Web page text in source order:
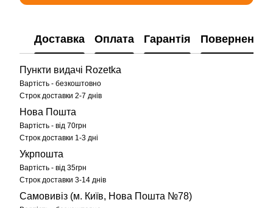
Доставка Оплата Гарантія Повернення
Пункти видачі Rozetka
Вартість - безкоштовно
Строк доставки 2-7 днів
Нова Пошта
Вартість - від 70грн
Строк доставки 1-3 дні
Укрпошта
Вартість - від 35грн
Строк доставки 3-14 днів
Самовивіз (м. Київ, Нова Пошта №78)